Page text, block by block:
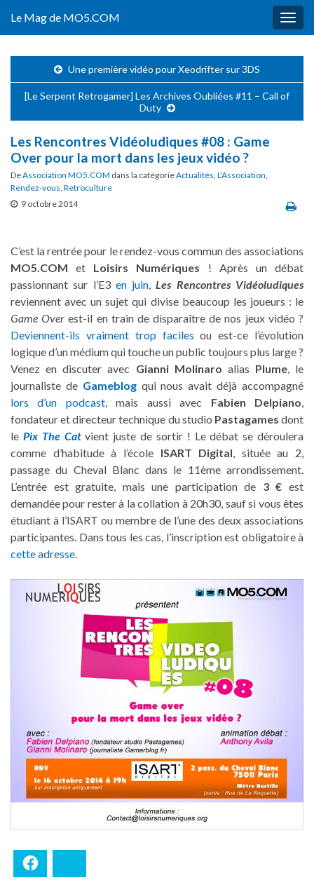
Le Mag de MO5.COM
Une première vidéo pour Xeodrifter sur 3DS
[Le Serpent Retrogamer] Les Archives Oubliées #11 – Call of
Duty
Les Rencontres Vidéoludiques #08 : Game
Over pour la mort dans les jeux vidéo ?
DeAssociation MO5.COM dans la catégorieActualités, L'Association,
Rendez-vous, Retroculture
9 octobre 2014
C’est la rentrée pour le rendez-vous commun des associations
MO5.COM et Loisirs Numériques ! Après un débat
passionnant sur l’E3 en juin,Les Rencontres Vidéoludiques
reviennent avec un sujet qui divise beaucoup les joueurs : le
Game Over est-il en train de disparaître de nos jeux vidéo ?
Deviennent-ils vraiment trop faciles ou est-ce l’évolution
logique d’un médium qui touche un public toujours plus large ?
Venez en discuter avec Gianni Molinaro alias Plume, le
journaliste de Gameblogqui nous avait déjà accompagné
lors d’un podcast, mais aussi avec Fabien Delpiano,
fondateur et directeur technique du studio Pastagames dont
le Pix The Catvient juste de sortir ! Le débat se déroulera
comme d’habitude à l’école ISART Digital, située au 2,
passage du Cheval Blanc dans le 11ème arrondissement.
L’entrée est gratuite, mais une participation de 3 € est
demandée pour rester à la collation à 20h30, sauf si vous êtes
étudiant à l’ISART ou membre de l’une des deux associations
participantes. Dans tous les cas, l’inscription est obligatoire à
cette adresse.